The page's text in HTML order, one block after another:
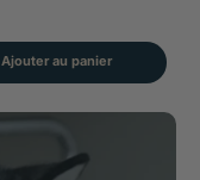
Ajouter au panier